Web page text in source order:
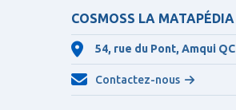
COSMOSS LA MATAPÉDIA
54, rue du Pont, Amqui QC
Contactez-nous